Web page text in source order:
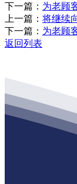
下一篇： 为老顾
上一篇： 将继续
下一篇： 为老顾
返回列表